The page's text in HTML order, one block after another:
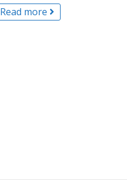
Read more